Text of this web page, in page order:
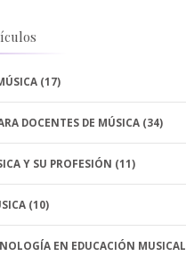
(17)
DOCENTES DE MÚSICA (34)
Y SU PROFESIÓN (11)
(10)
EN EDUCACIÓN MUSICAL